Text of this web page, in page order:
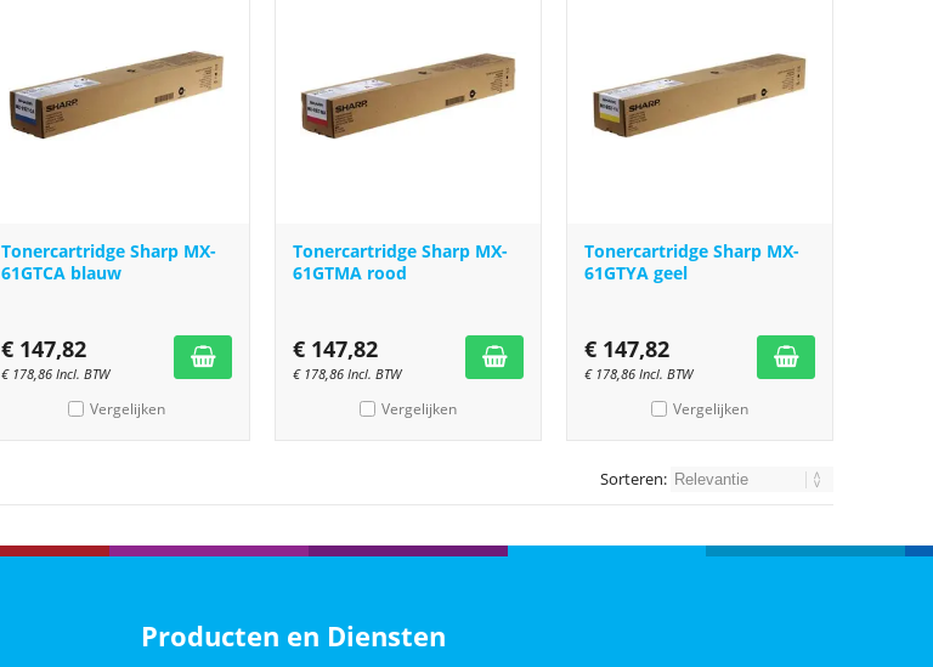
Tonercartridge Sharp MX-
61GTCA blauw
€ 147,82
€ 178,86 Incl. BTW
Vergelijken
Tonercartridge Sharp MX-
61GTMA rood
€ 147,82
€ 178,86 Incl. BTW
Vergelijken
Tonercartridge Sharp MX-
61GTYA geel
€ 147,82
€ 178,86 Incl. BTW
Vergelijken
Sorteren:
Producten en Diensten